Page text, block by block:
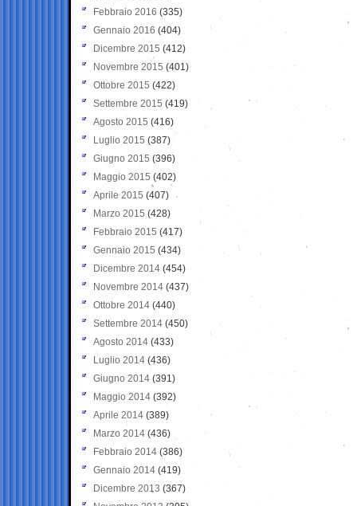
Febbraio 2016 (335)
Gennaio 2016 (404)
Dicembre 2015 (412)
Novembre 2015 (401)
Ottobre 2015 (422)
Settembre 2015 (419)
Agosto 2015 (416)
Luglio 2015 (387)
Giugno 2015 (396)
Maggio 2015 (402)
Aprile 2015 (407)
Marzo 2015 (428)
Febbraio 2015 (417)
Gennaio 2015 (434)
Dicembre 2014 (454)
Novembre 2014 (437)
Ottobre 2014 (440)
Settembre 2014 (450)
Agosto 2014 (433)
Luglio 2014 (436)
Giugno 2014 (391)
Maggio 2014 (392)
Aprile 2014 (389)
Marzo 2014 (436)
Febbraio 2014 (386)
Gennaio 2014 (419)
Dicembre 2013 (367)